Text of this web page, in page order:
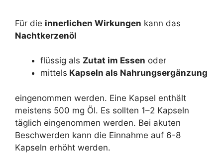
Für die innerlichen Wirkungen kann das
Nachtkerzenöl
flüssig als Zutat im Essen oder
mittels Kapseln als Nahrungsergänzung
eingenommen werden. Eine Kapsel enthält
meistens 500 mg Öl. Es sollten 1–2 Kapseln
täglich eingenommen werden. Bei akuten
Beschwerden kann die Einnahme auf 6-8
Kapseln erhöht werden.